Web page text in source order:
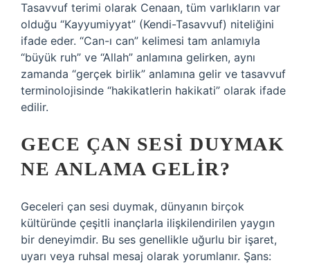
Tasavvuf terimi olarak Cenaan, tüm varlıkların var
olduğu “Kayyumiyyat” (Kendi-Tasavvuf) niteliğini
ifade eder. “Can-ı can” kelimesi tam anlamıyla
“büyük ruh” ve “Allah” anlamına gelirken, aynı
zamanda “gerçek birlik” anlamına gelir ve tasavvuf
terminolojisinde “hakikatlerin hakikati” olarak ifade
edilir.
GECE ÇAN SESI DUYMAK
NE ANLAMA GELIR?
Geceleri çan sesi duymak, dünyanın birçok
kültüründe çeşitli inançlarla ilişkilendirilen yaygın
bir deneyimdir. Bu ses genellikle uğurlu bir işaret,
uyarı veya ruhsal mesaj olarak yorumlanır. Şans: